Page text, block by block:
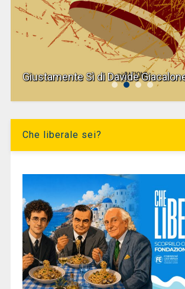
Giustamente Sì di Davide
Che liberale sei?